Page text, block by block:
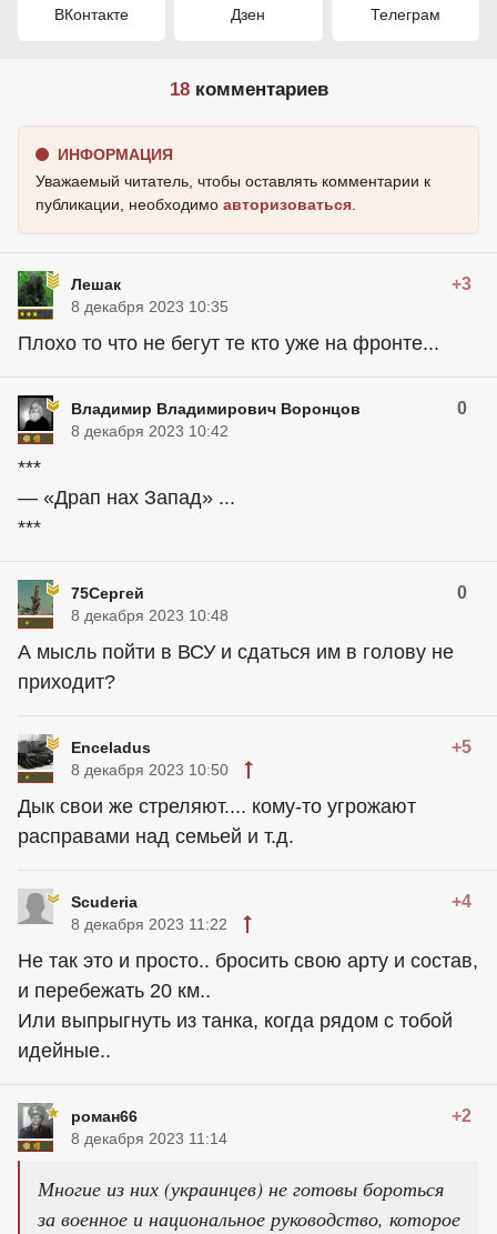
ВКонтакте Дзен Телеграм
18комментариев
ИНФОРМАЦИЯ
Уважаемый читатель, чтобы оставлять комментарии к
публикации, необходимо авторизоваться
Лешак +3
8 декабря 2023 10:35
Плохо то что не бегут те кто уже на фронте...
Владимир Владимирович Воронцов 0
8 декабря 2023 10:42
***
— «Драп нах Запад» ...
***
75Сергей 0
8 декабря 2023 10:48
А мысль пойти в ВСУ и сдаться им в голову не
приходит?
Enceladus +5
8 декабря 2023 10:50
Дык свои же стреляют.... кому-то угрожают
расправами над семьей и т.д.
Scuderia +4
8 декабря 2023 11:22
Не так это и просто.. бросить свою арту и состав,
и перебежать 20 км..
Или выпрыгнуть из танка, когда рядом с тобой
идейные..
роман66 +2
8 декабря 2023 11:14
Многие из них (украинцев) не готовы бороться
за военное и национальное руководство, которое